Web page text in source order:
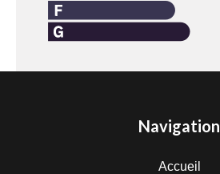
Navigation
Accueil